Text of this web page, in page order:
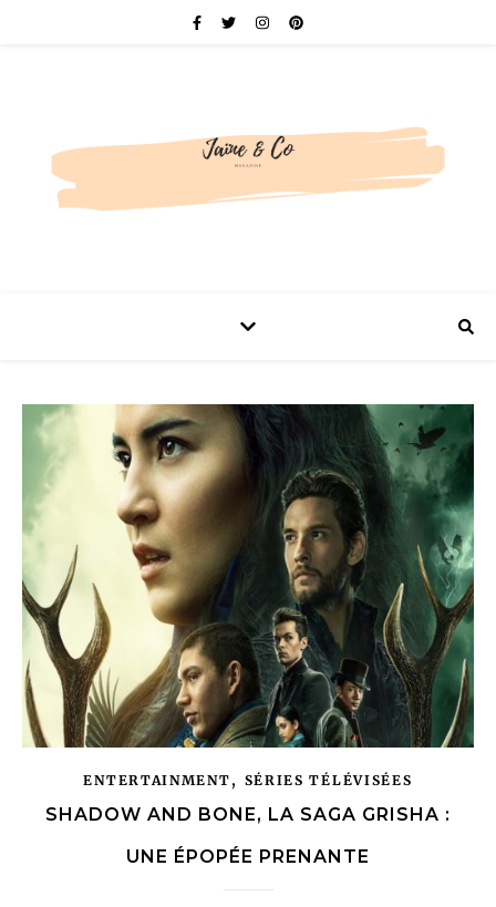
ENTERTAINMENT , SÉRIES TÉLÉVISÉES
SHADOW AND BONE, LA SAGA GRISHA :
UNE ÉPOPÉE PRENANTE